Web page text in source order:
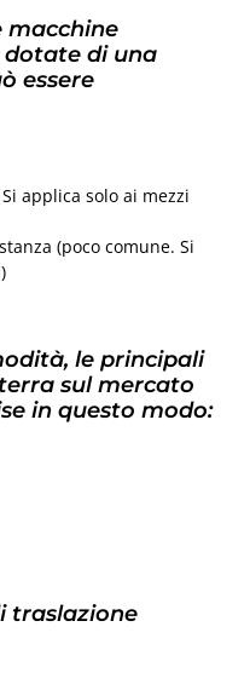
macchine
di una
essere
applica solo ai mezzi
(poco comune. Si
le principali
sul mercato
in questo modo:
traslazione